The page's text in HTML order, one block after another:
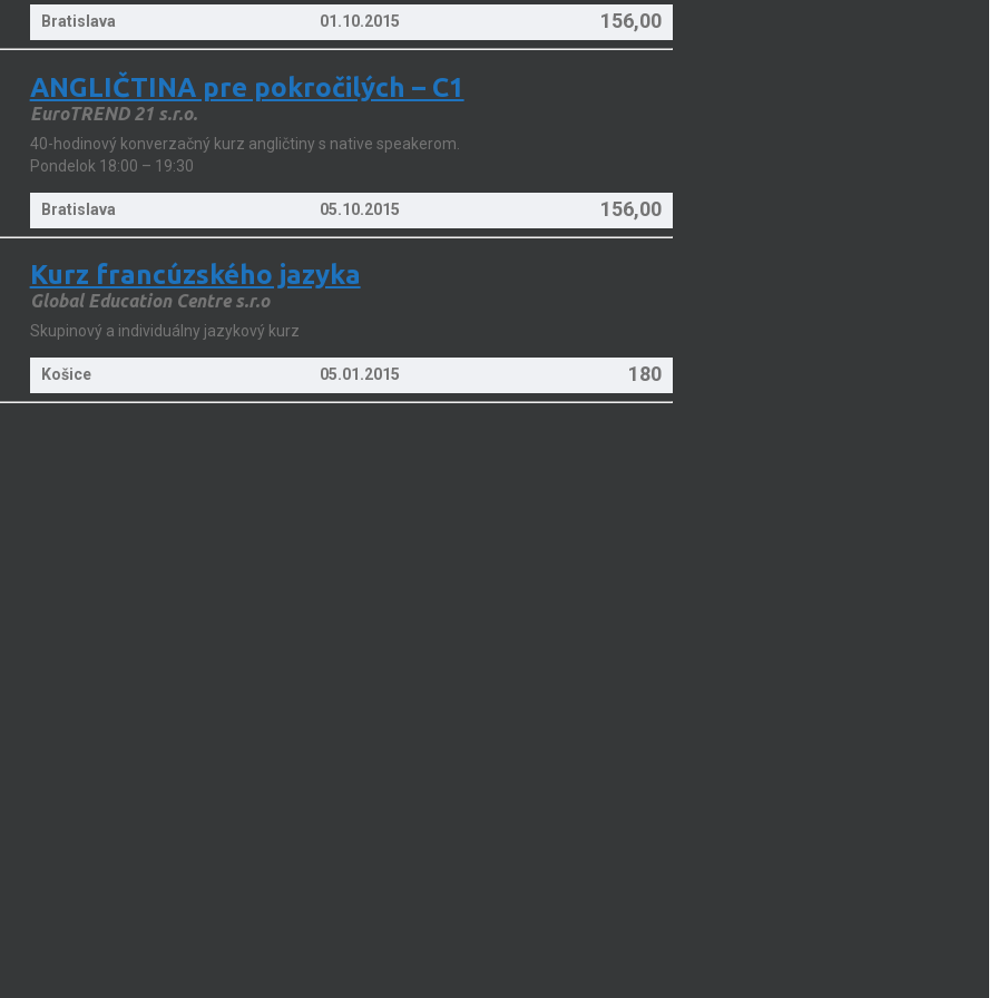
Bratislava 01.10.2015 156,00
ANGLIČTINA pre pokročilých – C1
EuroTREND 21 s.r.o.
40-hodinový konverzačný kurz angličtiny s native speakerom.
Pondelok 18:00 – 19:30
Bratislava 05.10.2015 156,00
Kurz francúzského jazyka
Global Education Centre s.r.o
Skupinový a individuálny jazykový kurz
Košice 05.01.2015 180